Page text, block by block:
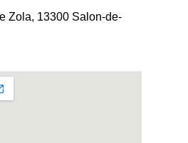
Zola, 13300 Salon-de-